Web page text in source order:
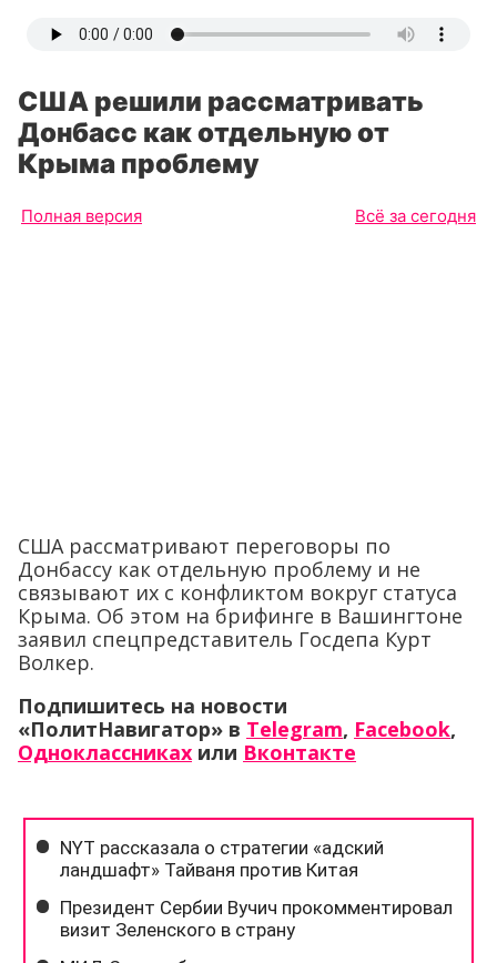
США решили рассматривать
Донбасс как отдельную от
Крыма проблему
Полная версия Всё за сегодня
США рассматривают переговоры по
Донбассу как отдельную проблему и не
связывают их с конфликтом вокруг статуса
Крыма. Об этом на брифинге в Вашингтоне
заявил спецпредставитель Госдепа Курт
Волкер.
Подпишитесь на новости
«ПолитНавигатор» в Telegram, Facebook,
Одноклассниках или Вконтакте